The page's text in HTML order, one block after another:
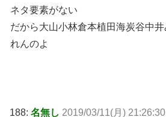
ネタ要素がない
だから大山小林倉本植田海炭谷中
れんのよ
188: 名無し 2019/03/11(月)